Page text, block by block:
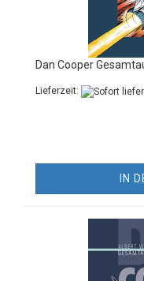
Dan Cooper
Lieferzeit:
IN